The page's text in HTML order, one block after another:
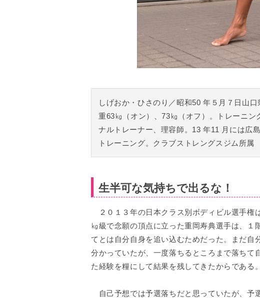
しげおか・ひさのり／昭和50 年５月７日山
重63㎏（オン）、73㎏（オフ）。トレーニ
ナルトレーナー、理容師。13 年11 月には広
トレーニング。クラブストレングスジム所属
生半可な気持ちで出るな！
２０１３年の日本クラス別ボディビル選手権
㎏級で念願の頂点に立った重岡寿典選手は、１
てとは自分自身を追い込むためだった。まだ自
分かっていたが、一度落ちるところまで落ちて
た経験を糧にして結果を残してきたからである。
自己予想では予選落ちだと思っていたが、予